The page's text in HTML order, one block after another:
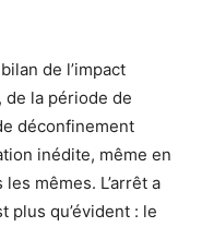
de l’impact
de la période de
déconfinement
inédite, même en
mêmes. L’arrêt a
plus qu’évident : le